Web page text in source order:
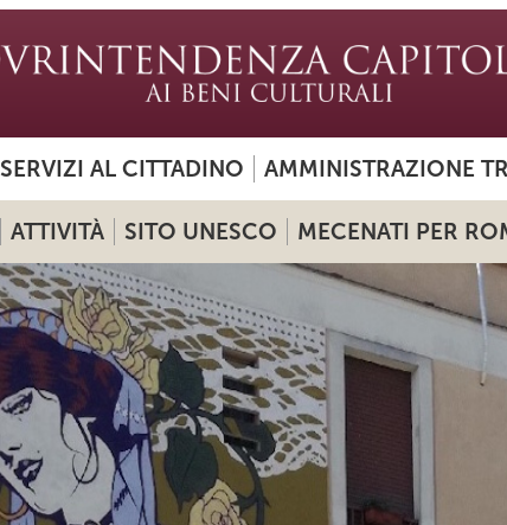
SERVIZI AL CITTADINO AMMINISTRAZIONE
ATTIVITÀ SITO UNESCO MECENATI PER